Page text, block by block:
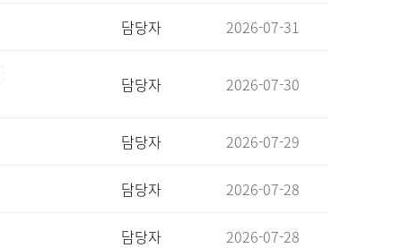
담당자 2026-07-31
담당자 2026-07-30
담당자 2026-07-29
담당자 2026-07-28
담당자 2026-07-28